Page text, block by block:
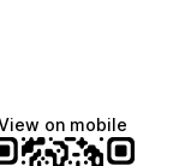
on mobile